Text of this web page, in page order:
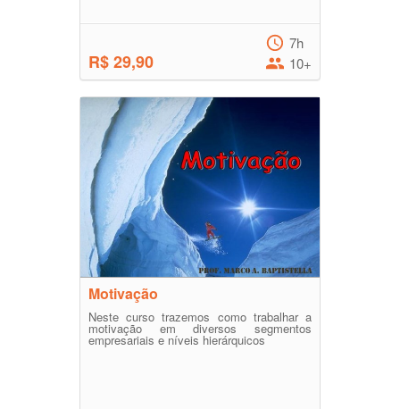
R$ 29,90
7h
10+
Motivação
Neste curso trazemos como trabalhar a
motivação em diversos segmentos
empresariais e níveis hierárquicos